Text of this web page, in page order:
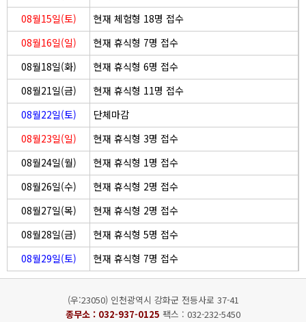
08월15일(토)
현재 체험형 18명 접수
08월16일(일)
현재 휴식형 7명 접수
08월18일(화)
현재 휴식형 6명 접수
08월21일(금)
현재 휴식형 11명 접수
08월22일(토)
단체마감
08월23일(일)
현재 휴식형 3명 접수
08월24일(월)
현재 휴식형 1명 접수
08월26일(수)
현재 휴식형 2명 접수
08월27일(목)
현재 휴식형 2명 접수
08월28일(금)
현재 휴식형 5명 접수
08월29일(토)
현재 휴식형 7명 접수
(우:23050) 인천광역시 강화군 전등사로 37-41
종무소 : 032-937-0125 팩스 : 032-232-5450